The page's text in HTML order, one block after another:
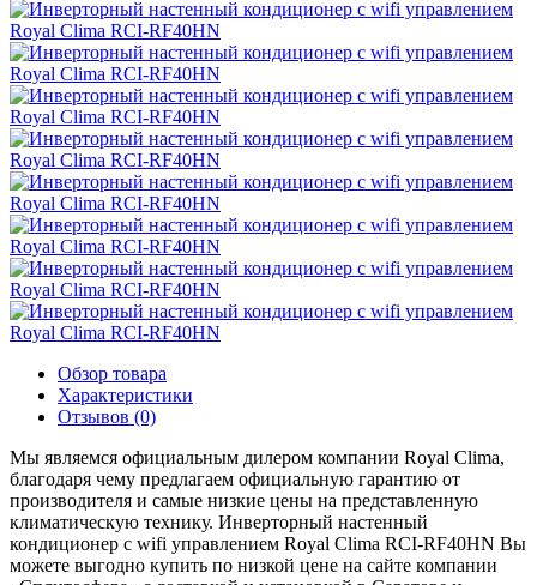
Обзор товара
Характеристики
Отзывов (0)
Мы являемся официальным дилером компании Royal Clima,
благодаря чему предлагаем официальную гарантию от
производителя и самые низкие цены на представленную
климатическую технику. Инверторный настенный
кондиционер с wifi управлением Royal Clima RCI-RF40HN Вы
можете выгодно купить по низкой цене на сайте компании